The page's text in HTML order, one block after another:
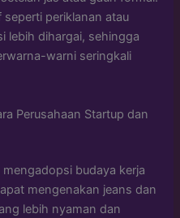
periklanan atau
lebih dihargai, sehingga
warni seringkali
Perusahaan Startup dan
budaya kerja
mengenakan jeans dan
lebih nyaman dan